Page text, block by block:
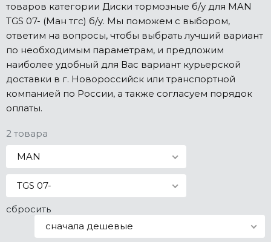
Все марки
товаров категории Диски тормозные б/у для MAN
TGS 07- (Ман тгс) б/у. Мы поможем с выбором,
ответим на вопросы, чтобы выбрать лучший вариант
по необходимым параметрам, и предложим
наиболее удобный для Вас вариант курьерской
доставки в г. Новороссийск или транспортной
компанией по России, а также согласуем порядок
оплаты.
2 товара
MAN
TGS 07-
сбросить
сначала дешевые